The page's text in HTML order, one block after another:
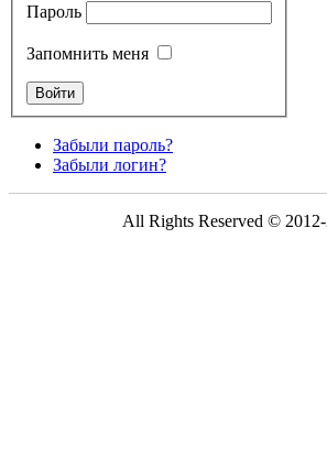
Пароль
Запомнить меня
Забыли пароль?
Забыли логин?
All Rights Reserved ©